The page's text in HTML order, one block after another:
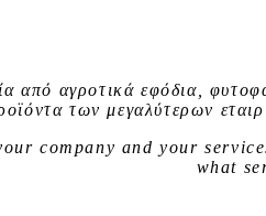
από αγροτικά εφόδια,
των μεγαλύτερων
company and your
what